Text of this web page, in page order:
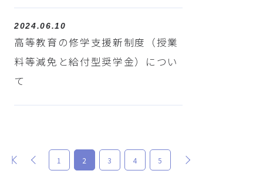
2024.06.10
高等教育の修学支援新制度（授業
料等減免と給付型奨学金）につい
て
最初 前 1 2 3 4 5